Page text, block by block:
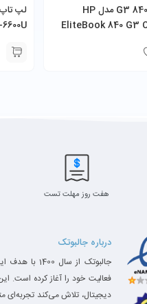
لپ تاپ اچ پی 840 G3 مدل HP
EliteBook 840 G3
هفت روز مهلت تست
درباره جالبوتک
جالبوتک از
فعالیت خود را آغاز کرده است.
دیجیتال، تلاش می‌کند تجربه‌ای